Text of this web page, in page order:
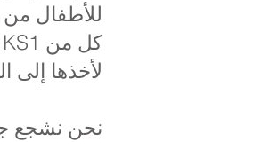
للأطفال من
لأخذها إلى
نحن نشجع